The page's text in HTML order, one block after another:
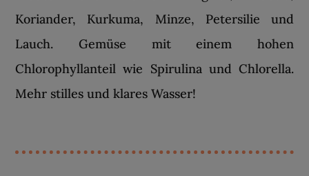
Koriander, Kurkuma, Minze, Petersilie und
Lauch. Gemüse mit einem hohen
Chlorophyllanteil wie Spirulina und Chlorella.
Mehr stilles und klares Wasser!